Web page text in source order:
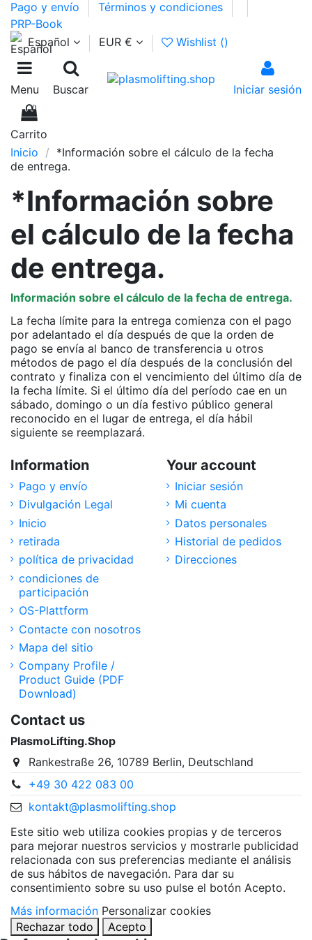
Pago y envío
Términos y condiciones
PRP-Book
Español
EUR € Wishlist ()
Menu Buscar Iniciar sesión
0
Carrito
Inicio
*Información sobre el cálculo de la fecha
de entrega.
*Información sobre
el cálculo de la fecha
de entrega.
Información sobre el cálculo de la fecha de entrega.
La fecha límite para la entrega comienza con el pago
por adelantado el día después de que la orden de
pago se envía al banco de transferencia u otros
métodos de pago el día después de la conclusión del
contrato y finaliza con el vencimiento del último día de
la fecha límite. Si el último día del período cae en un
sábado, domingo o un día festivo público general
reconocido en el lugar de entrega, el día hábil
siguiente se reemplazará.
Information
Pago y envío
Divulgación Legal
Inicio
retirada
política de privacidad
condiciones de
participación
OS-Plattform
Contacte con nosotros
Mapa del sitio
Company Profile /
Product Guide (PDF
Download)
Your account
Iniciar sesión
Mi cuenta
Datos personales
Historial de pedidos
Direcciones
Contact us
PlasmoLifting.Shop
Rankestraße 26, 10789 Berlin, Deutschland
+49 30 422 083 00
kontakt@plasmolifting.shop
Este sitio web utiliza cookies propias y de terceros
para mejorar nuestros servicios y mostrarle publicidad
relacionada con sus preferencias mediante el análisis
de sus hábitos de navegación. Para dar su
consentimiento sobre su uso pulse el botón Acepto.
Más información Personalizar cookies
Rechazar todo
Acepto